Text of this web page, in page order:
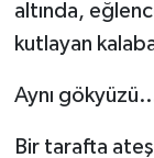
altında,
kutlayan
Aynı
Bir tarafta